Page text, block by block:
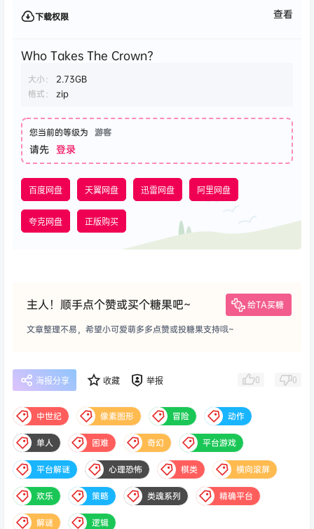
下载权限 查看
Who Takes The Crown?
大小：
2.73GB
格式：
zip
您当前的等级为 游客
请先 登录
百度网盘 天翼网盘 迅雷网盘 阿里网盘
夸克网盘 正版购买
主人！顺手点个赞或买个糖果吧~ 给TA买糖
文章整理不易，希望小可爱萌多多点赞或投糖果支持哦~
海报分享 收藏 举报 0 0
中世纪 像素图形 冒险 动作
单人 困难 奇幻 平台游戏
平台解谜 心理恐怖 棋类 横向滚屏
欢乐 策略 类魂系列 精确平台
解谜 逻辑